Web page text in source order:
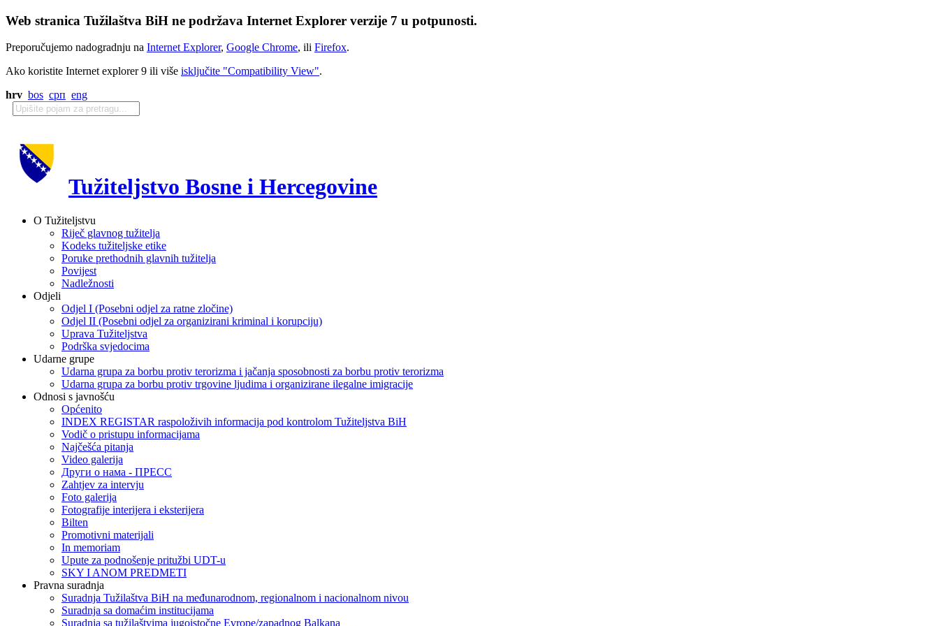
Web stranica Tužilaštva BiH ne podržava Internet Explorer verzije 7 u potpunosti.
Preporučujemo nadogradnju na Internet Explorer, Google Chrome, ili Firefox.
Ako koristite Internet explorer 9 ili više isključite "Compatibility View".
hrv bos срп eng
Tužiteljstvo Bosne i Hercegovine
O Tužiteljstvu
Riječ glavnog tužitelja
Kodeks tužiteljske etike
Poruke prethodnih glavnih tužitelja
Povijest
Nadležnosti
Odjeli
Odjel I (Posebni odjel za ratne zločine)
Odjel II (Posebni odjel za organizirani kriminal i korupciju)
Uprava Tužiteljstva
Podrška svjedocima
Udarne grupe
Udarna grupa za borbu protiv terorizma i jačanja sposobnosti za borbu protiv terorizma
Udarna grupa za borbu protiv trgovine ljudima i organizirane ilegalne imigracije
Odnosi s javnošću
Općenito
INDEX REGISTAR raspoloživih informacija pod kontrolom Tužiteljstva BiH
Vodič o pristupu informacijama
Najčešća pitanja
Video galerija
Други о нама - ПРЕСC
Zahtjev za intervju
Foto galerija
Fotografije interijera i eksterijera
Bilten
Promotivni materijali
In memoriam
Upute za podnošenje pritužbi UDT-u
SKY I ANOM PREDMETI
Pravna suradnja
Suradnja Tužilaštva BiH na međunarodnom, regionalnom i nacionalnom nivou
Suradnja sa domaćim institucijama
Suradnja sa tužilaštvima jugoistočne Evrope/zapadnog Balkana